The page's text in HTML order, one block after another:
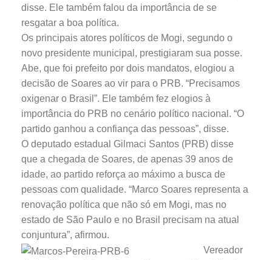
disse. Ele também falou da importância de se
resgatar a boa política.
Os principais atores políticos de Mogi, segundo o
novo presidente municipal, prestigiaram sua posse.
Abe, que foi prefeito por dois mandatos, elogiou a
decisão de Soares ao vir para o PRB. “Precisamos
oxigenar o Brasil”. Ele também fez elogios à
importância do PRB no cenário político nacional. “O
partido ganhou a confiança das pessoas”, disse.
O deputado estadual Gilmaci Santos (PRB) disse
que a chegada de Soares, de apenas 39 anos de
idade, ao partido reforça ao máximo a busca de
pessoas com qualidade. “Marco Soares representa a
renovação política que não só em Mogi, mas no
estado de São Paulo e no Brasil precisam na atual
conjuntura”, afirmou.
Vereador